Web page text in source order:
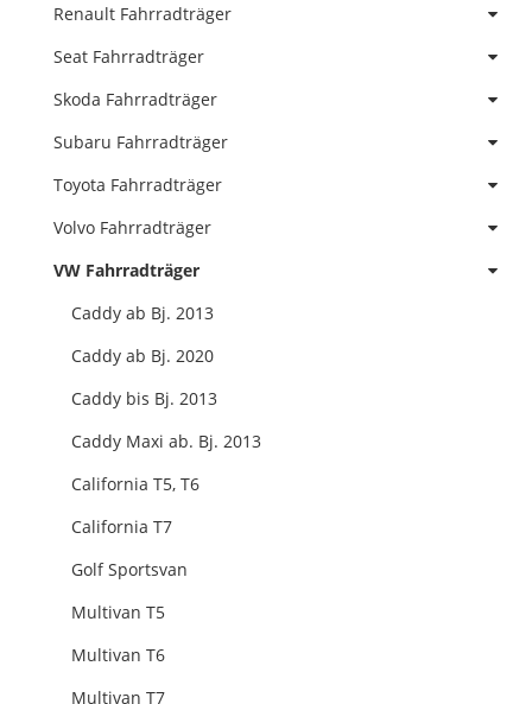
Renault Fahrradträger
Seat Fahrradträger
Skoda Fahrradträger
Subaru Fahrradträger
Toyota Fahrradträger
Volvo Fahrradträger
VW Fahrradträger
Caddy ab Bj. 2013
Caddy ab Bj. 2020
Caddy bis Bj. 2013
Caddy Maxi ab. Bj. 2013
California T5, T6
California T7
Golf Sportsvan
Multivan T5
Multivan T6
Multivan T7